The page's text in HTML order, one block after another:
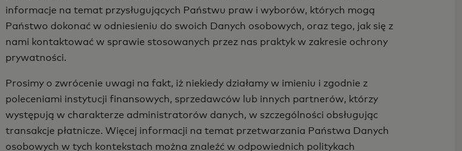
informacje na temat przysługujących Państwu praw i wyborów, których mogą
Państwo dokonać w odniesieniu do swoich Danych osobowych, oraz tego, jak się z
nami kontaktować w sprawie stosowanych przez nas praktyk w zakresie ochrony
prywatności.
Prosimy o zwrócenie uwagi na fakt, iż niekiedy działamy w imieniu i zgodnie z
poleceniami instytucji finansowych, sprzedawców lub innych partnerów, którzy
występują w charakterze administratorów danych, w szczególności obsługując
transakcje płatnicze. Więcej informacji na temat przetwarzania Państwa Danych
osobowych w tych kontekstach można znaleźć w odpowiednich politykach